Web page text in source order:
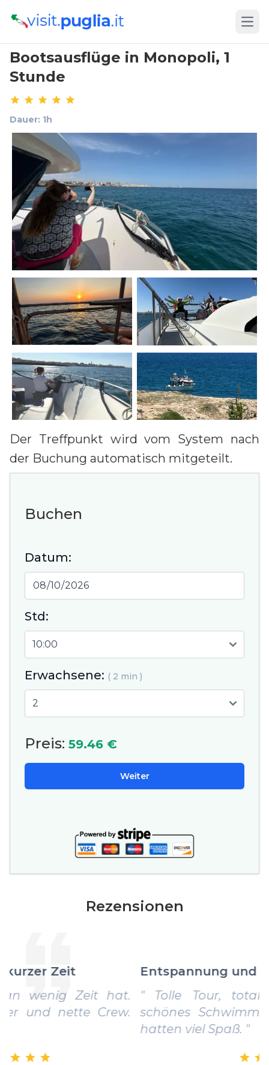
Bootsausflüge in Monopoli, 1
Stunde
Dauer: 1h
Der Treffpunkt wird vom System nach
der Buchung automatisch mitgeteilt.
Buchen
Datum:
Std:
Erwachsene: ( 2 min )
Preis: 59.46 €
Weiter
Rezensionen
Entspannung und Badespaß für alle
" Tolle Tour, total entspannend und
schönes Schwimmen. Auch die Kinder